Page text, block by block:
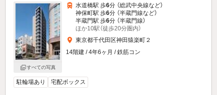
すべての写真
水道橋駅 歩6分 （総武中央線など）
神保町駅 歩6分 （半蔵門線など）
半蔵門駅 歩6分 （半蔵門線）
ほか10駅（徒歩20分圏内）
東京都千代田区神田猿楽町２
14階建 / 4年6ヶ月 / 鉄筋コン
駐輪場あり 宅配ボックス